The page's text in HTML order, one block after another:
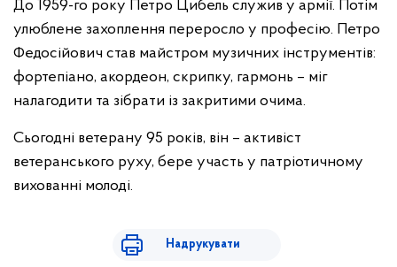
До 1959-го року Петро Цибель служив у армії. Потім
улюблене захоплення переросло у професію. Петро
Федосійович став майстром музичних інструментів:
фортепіано, акордеон, скрипку, гармонь – міг
налагодити та зібрати із закритими очима.
Сьогодні ветерану 95 років, він – активіст
ветеранського руху, бере участь у патріотичному
вихованні молоді.
Надрукувати